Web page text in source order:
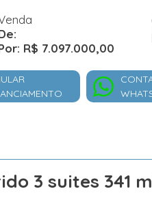
R$ 7.097.000,00
3 suites 341